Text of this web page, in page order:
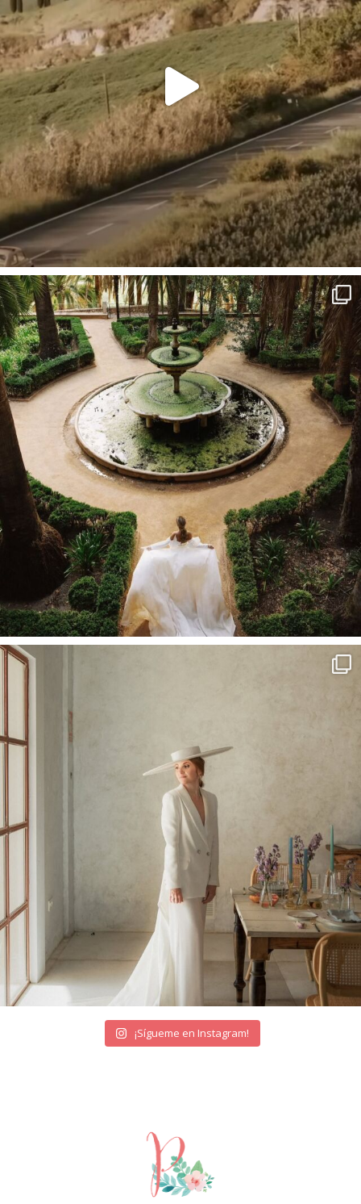
¡Sígueme en Instagram!